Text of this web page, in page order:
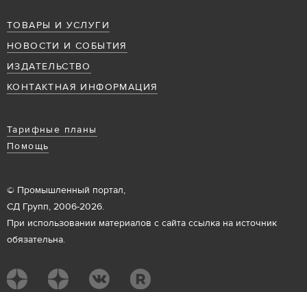
ТОВАРЫ И УСЛУГИ
НОВОСТИ И СОБЫТИЯ
ИЗДАТЕЛЬСТВО
КОНТАКТНАЯ ИНФОРМАЦИЯ
Тарифные планы
Помощь
© Промышленный портал,
СД Групп, 2006-2026.
При использовании материалов с сайта ссылка на источник
обязательна.